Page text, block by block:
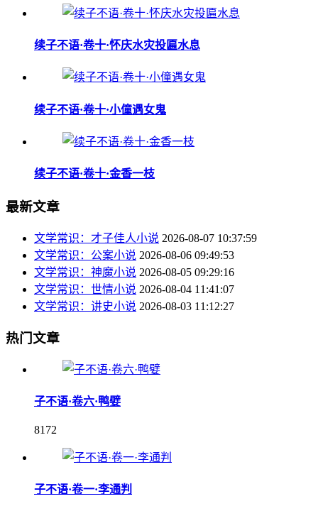
续子不语·卷十·怀庆水灾投匾水息
续子不语·卷十·小僮遇女鬼
续子不语·卷十·金香一枝
最新文章
文学常识：才子佳人小说 2026-08-07 10:37:59
文学常识：公案小说 2026-08-06 09:49:53
文学常识：神魔小说 2026-08-05 09:29:16
文学常识：世情小说 2026-08-04 11:41:07
文学常识：讲史小说 2026-08-03 11:12:27
热门文章
子不语·卷六·鸭嬖
8172
子不语·卷一·李通判